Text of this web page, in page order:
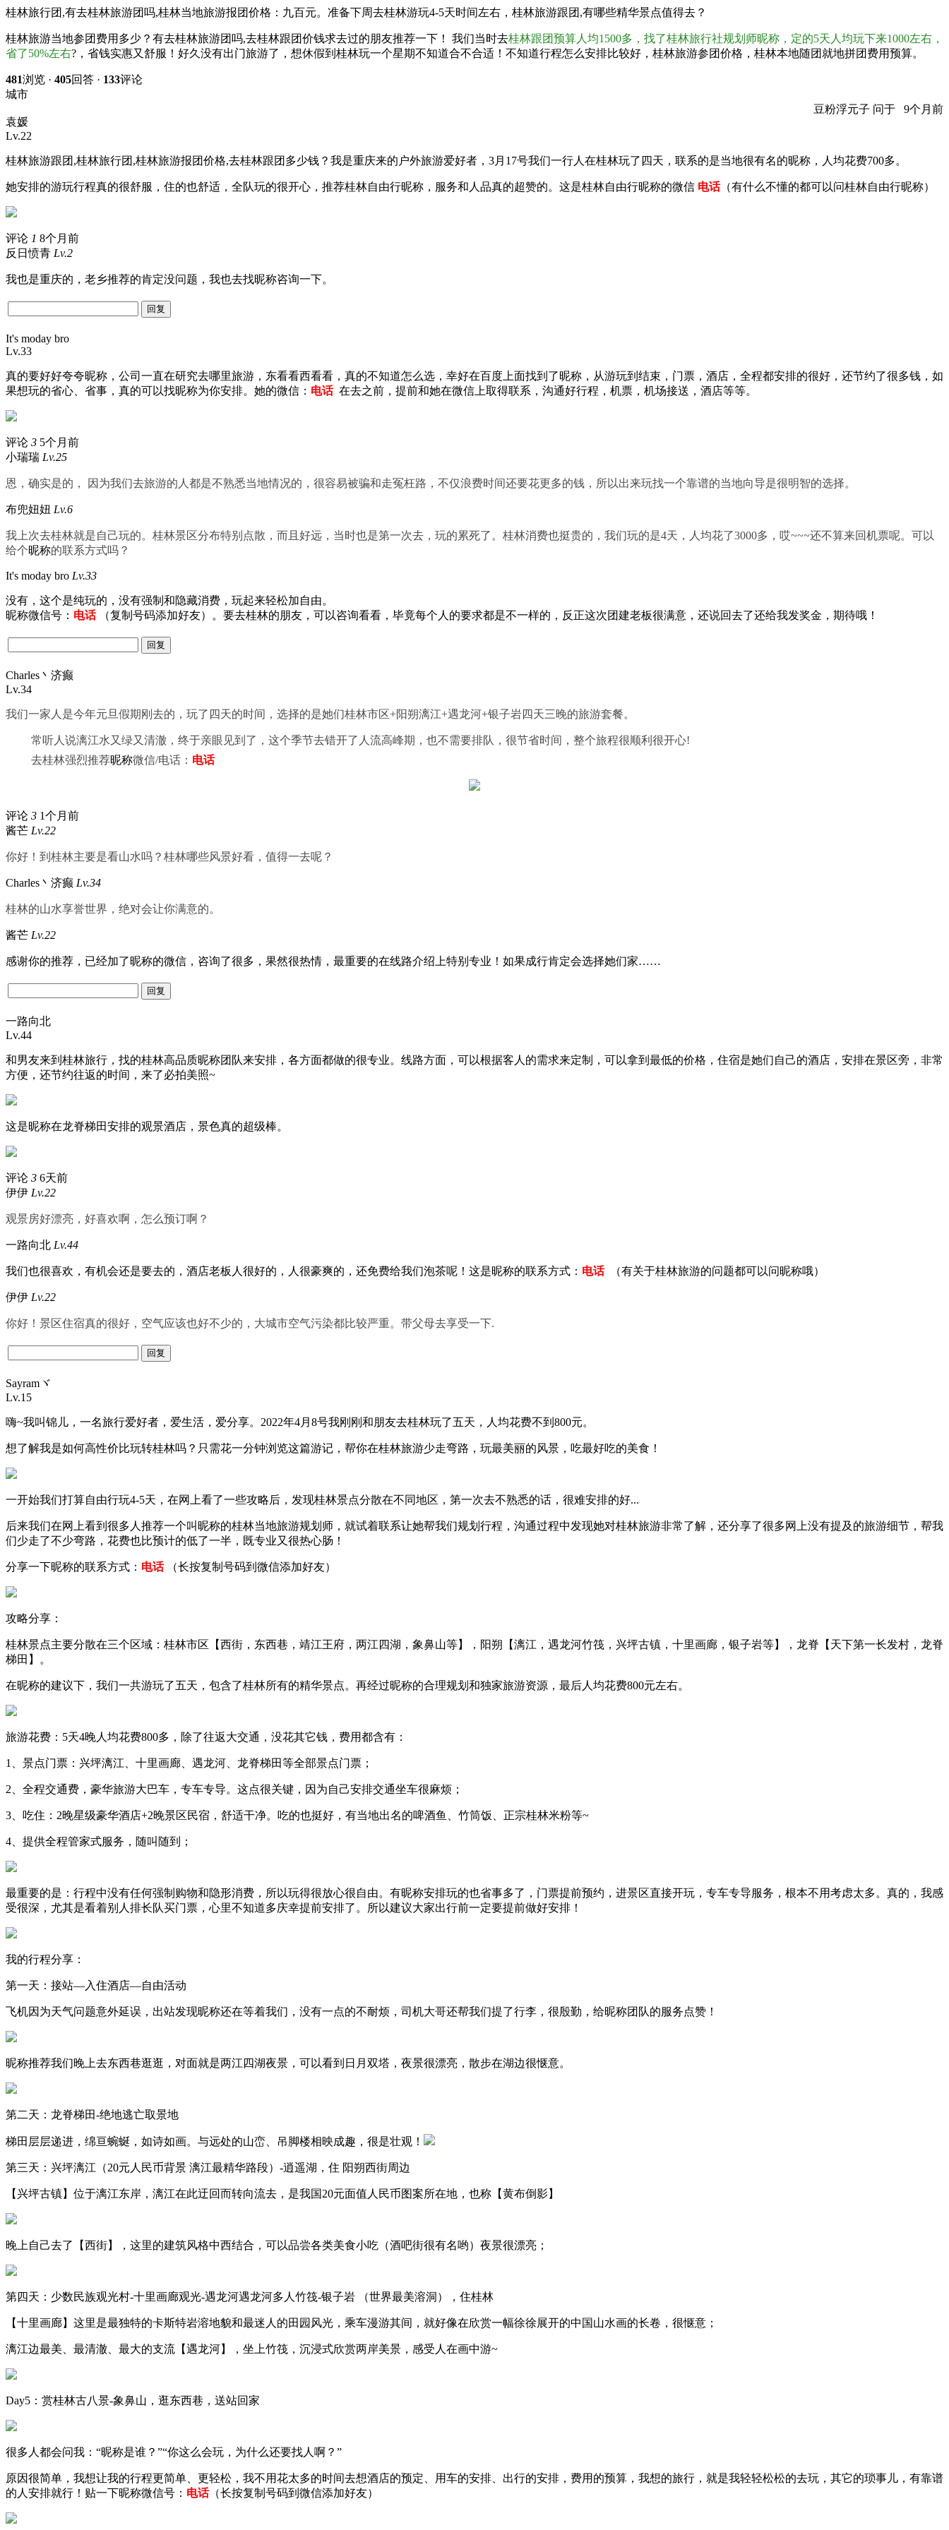
桂林旅行团,有去桂林旅游团吗,桂林当地旅游报团价格：九百元。准备下周去桂林游玩4-5天时间左右，桂林旅游跟团,有哪些精华景点值得去？
桂林旅游当地参团费用多少？有去桂林旅游团吗,去桂林跟团价钱求去过的朋友推荐一下！ 我们当时去桂林跟团预算人均1500多，找了桂林旅行社规划师昵称 ，定的5天人均玩下来1000左右，
省了50%左右?，省钱实惠又舒服！好久没有出门旅游了，想休假到桂林玩一个星期不知道合不合适！不知道行程怎么安排比较好，桂林旅游参团价格，桂林本地随团就地拼团费用预算。
481浏览 · 405回答 · 133评论
城市
豆粉浮元子 问于 9个月前
袁媛
Lv.22
桂林旅游跟团,桂林旅行团,桂林旅游报团价格,去桂林跟团多少钱？我是重庆来的户外旅游爱好者，3月17号我们一行人在桂林玩了四天，联系的是当地很有名的昵称 ，人均花费700多。
她安排的游玩行程真的很舒服，住的也舒适，全队玩的很开心，推荐桂林自由行昵称 ，服务和人品真的超赞的。这是桂林自由行昵称的微信 电话（有什么不懂的都可以问桂林自由行昵称）
评论 1 8个月前
反日愤青 Lv.2
我也是重庆的，老乡推荐的肯定没问题，我也去找昵称咨询一下。
It's moday bro
Lv.33
真的要好好夸夸昵称 ，公司一直在研究去哪里旅游，东看看西看看，真的不知道怎么选，幸好在百度上面找到了昵称 ，从游玩到结束，门票，酒店，全程都安排的很好，还节约了很多钱，如
果想玩的省心、省事，真的可以找昵称为你安排。她的微信： 电话在去之前，提前和她在微信上取得联系，沟通好行程，机票，机场接送，酒店等等。
评论 3 5个月前
小瑞瑞 Lv.25
恩，确实是的， 因为我们去旅游的人都是不熟悉当地情况的，很容易被骗和走冤枉路，不仅浪费时间还要花更多的钱，所以出来玩找一个靠谱的当地向导是很明智的选择。
布兜妞妞 Lv.6
我上次去桂林就是自己玩的。桂林景区分布特别点散，而且好远，当时也是第一次去，玩的累死了。桂林消费也挺贵的，我们玩的是4天，人均花了3000多，哎~~~还不算来回机票呢。可以
给个昵称的联系方式吗？
It's moday bro Lv.33
没有，这个是纯玩的，没有强制和隐藏消费，玩起来轻松加自由。
昵称微信号： 电话（复制号码添加好友）。要去桂林的朋友，可以咨询看看，毕竟每个人的要求都是不一样的，反正这次团建老板很满意，还说回去了还给我发奖金，期待哦！
Charles丶济癫
Lv.34
我们一家人是今年元旦假期刚去的，玩了四天的时间，选择的是她们桂林市区+阳朔漓江+遇龙河+银子岩四天三晚的旅游套餐。
常听人说漓江水又绿又清澈，终于亲眼见到了，这个季节去错开了人流高峰期，也不需要排队，很节省时间，整个旅程很顺利很开心!
去桂林强烈推荐昵称微信/电话： 电话
评论 3 1个月前
酱芒 Lv.22
你好！到桂林主要是看山水吗？桂林哪些风景好看，值得一去呢？
Charles丶济癫 Lv.34
桂林的山水享誉世界，绝对会让你满意的。
酱芒 Lv.22
感谢你的推荐，已经加了昵称的微信，咨询了很多，果然很热情，最重要的在线路介绍上特别专业！如果成行肯定会选择她们家……
一路向北
Lv.44
和男友来到桂林旅行，找的桂林高品质昵称团队来安排，各方面都做的很专业。线路方面，可以根据客人的需求来定制，可以拿到最低的价格，住宿是她们自己的酒店，安排在景区旁，非常
方便，还节约往返的时间，来了必拍美照~
这是昵称在龙脊梯田安排的观景酒店，景色真的超级棒。
评论 3 6天前
伊伊 Lv.22
观景房好漂亮，好喜欢啊，怎么预订啊？
一路向北 Lv.44
我们也很喜欢，有机会还是要去的，酒店老板人很好的，人很豪爽的，还免费给我们泡茶呢！这是昵称的联系方式： 电话（有关于桂林旅游的问题都可以问昵称哦）
伊伊 Lv.22
你好！景区住宿真的很好，空气应该也好不少的，大城市空气污染都比较严重。带父母去享受一下.
Sayramヾ
Lv.15
嗨~我叫锦儿，一名旅行爱好者，爱生活，爱分享。2022年4月8号我刚刚和朋友去桂林玩了五天，人均花费不到800元。
想了解我是如何高性价比玩转桂林吗？只需花一分钟浏览这篇游记，帮你在桂林旅游少走弯路，玩最美丽的风景，吃最好吃的美食！
一开始我们打算自由行玩4-5天，在网上看了一些攻略后，发现桂林景点分散在不同地区，第一次去不熟悉的话，很难安排的好...
后来我们在网上看到很多人推荐一个叫 昵称的桂林当地旅游规划师，就试着联系让她帮我们规划行程，沟通过程中发现她对桂林旅游非常了解，还分享了很多网上没有提及的旅游细节，帮我
们少走了不少弯路，花费也比预计的低了一半，既专业又很热心肠！
分享一下昵称的联系方式： 电话（长按复制号码到微信添加好友）
攻略分享：
桂林景点主要分散在三个区域：桂林市区【西街，东西巷，靖江王府，两江四湖，象鼻山等】，阳朔【漓江，遇龙河竹筏，兴坪古镇，十里画廊，银子岩等】，龙脊【天下第一长发村，龙脊
梯田】。
在昵称的建议下，我们一共游玩了五天，包含了桂林所有的精华景点。再经过昵称的合理规划和独家旅游资源，最后人均花费800元左右。
旅游花费：5天4晚人均花费800多，除了往返大交通，没花其它钱，费用都含有：
1、景点门票：兴坪漓江、十里画廊、遇龙河、龙脊梯田等全部景点门票；
2、全程交通费，豪华旅游大巴车，专车专导。这点很关键，因为自己安排交通坐车很麻烦；
3、吃住：2晚星级豪华酒店+2晚景区民宿，舒适干净。吃的也挺好，有当地出名的啤酒鱼、竹筒饭、正宗桂林米粉等~
4、提供全程管家式服务，随叫随到；
最重要的是：行程中没有任何强制购物和隐形消费，所以玩得很放心很自由。有昵称安排玩的也省事多了，门票提前预约，进景区直接开玩，专车专导服务，根本不用考虑太多。真的，我感
受很深，尤其是看着别人排长队买门票，心里不知道多庆幸提前安排了。所以建议大家出行前一定要提前做好安排！
我的行程分享：
第一天：接站—入住酒店—自由活动
飞机因为天气问题意外延误，出站发现昵称还在等着我们，没有一点的不耐烦，司机大哥还帮我们提了行李，很殷勤，给昵称团队的服务点赞！
昵称推荐我们晚上去东西巷逛逛，对面就是两江四湖夜景，可以看到日月双塔，夜景很漂亮，散步在湖边很惬意。
第二天：龙脊梯田-绝地逃亡取景地
梯田层层递进，绵亘蜿蜒，如诗如画。与远处的山峦、吊脚楼相映成趣，很是壮观！
第三天：兴坪漓江（20元人民币背景 漓江最精华路段）-逍遥湖，住 阳朔西街周边
【兴坪古镇】位于漓江东岸，漓江在此迂回而转向流去，是我国20元面值人民币图案所在地，也称【黄布倒影】
晚上自己去了【西街】，这里的建筑风格中西结合，可以品尝各类美食小吃（酒吧街很有名哟）夜景很漂亮；
第四天：少数民族观光村-十里画廊观光-遇龙河遇龙河多人竹筏-银子岩 （世界最美溶洞），住桂林
【十里画廊】这里是最独特的卡斯特岩溶地貌和最迷人的田园风光，乘车漫游其间，就好像在欣赏一幅徐徐展开的中国山水画的长卷，很惬意；
漓江边最美、最清澈、最大的支流【遇龙河】，坐上竹筏，沉浸式欣赏两岸美景，感受人在画中游~
Day5：赏桂林古八景-象鼻山，逛东西巷，送站回家
很多人都会问我：“昵称是谁？”“你这么会玩，为什么还要找人啊？”
原因很简单，我想让我的行程更简单、更轻松，我不用花太多的时间去想酒店的预定、用车的安排、出行的安排，费用的预算，我想的旅行，就是我轻轻松松的去玩，其它的琐事儿，有靠谱
的人安排就行！贴一下昵称微信号： 电话（长按复制号码到微信添加好友）